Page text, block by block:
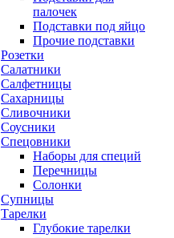
палочек
Подставки под яйцо
Прочие подставки
Розетки
Салатники
Салфетницы
Сахарницы
Сливочники
Соусники
Спецовники
Наборы для специй
Перечницы
Солонки
Супницы
Тарелки
Глубокие тарелки